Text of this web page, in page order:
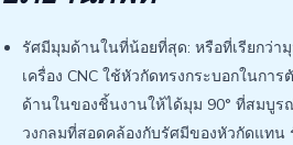
รัศมีมุมด้านในที่น้อยที่สุด: หรือที่เรียกว่า
เครื่อง CNC ใช้หัวกัดทรงกระบอกในกา
ด้านในของชิ้นงานให้ได้มุม 90° ที่สมบู
วงกลมที่สอดคล้องกับรัศมีของหัวกัดแท